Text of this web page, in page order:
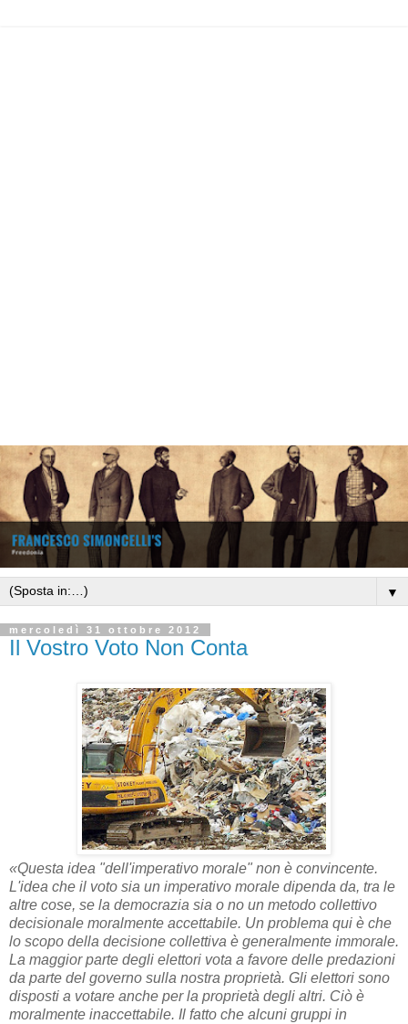
▼
mercoledì 31 ottobre 2012
Il Vostro Voto Non Conta
«Questa idea "dell'imperativo morale" non è convincente.
L'idea che il voto sia un imperativo morale dipenda da, tra le
altre cose, se la democrazia sia o no un metodo collettivo
decisionale moralmente accettabile. Un problema qui è che
lo scopo della decisione collettiva è generalmente immorale.
La maggior parte degli elettori vota a favore delle predazioni
da parte del governo sulla nostra proprietà. Gli elettori sono
disposti a votare anche per la proprietà degli altri. Ciò è
moralmente inaccettabile. Il fatto che alcuni gruppi in